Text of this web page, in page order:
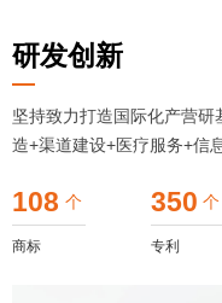
研发创新
坚持致力打造国际化产营研
造+渠道建设+医疗服务+信
108 个
商标
350 个
专利